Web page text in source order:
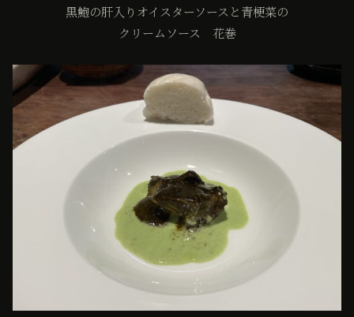
黒鮑の肝入りオイスターソースと青梗菜の
クリームソース 花巻